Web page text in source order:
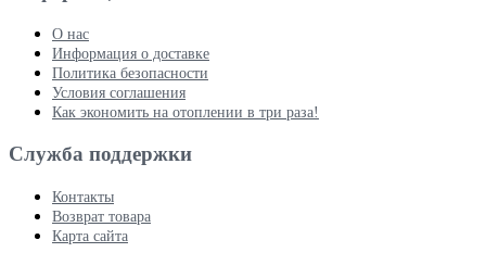
О нас
Информация о доставке
Политика безопасности
Условия соглашения
Как экономить на отоплении в три раза!
Служба поддержки
Контакты
Возврат товара
Карта сайта